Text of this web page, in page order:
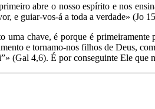
abre o nosso espírito e nos
e guiar-vos-á a toda a verdade»
uma chave, é porque é
e tornamo-nos filhos de Deus,
(Gal 4,6). É por conseguinte Ele que